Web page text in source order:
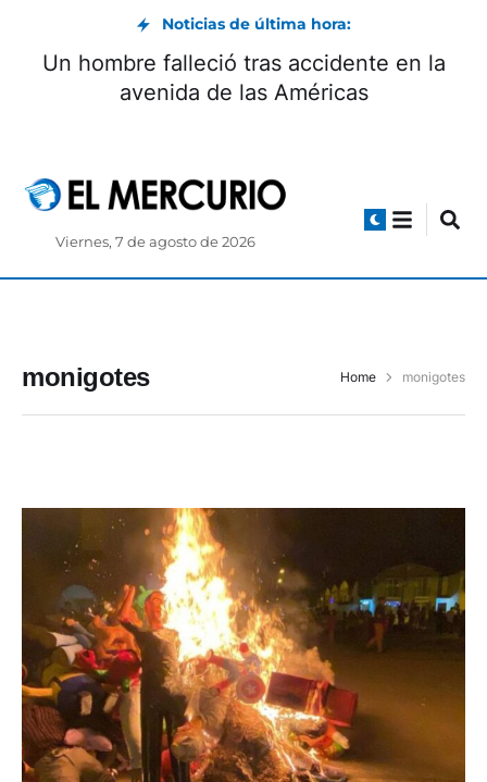
Noticias de última hora:
Un hombre falleció tras accidente en la
avenida de las Américas
Viernes, 7 de agosto de 2026
monigotes Home monigotes